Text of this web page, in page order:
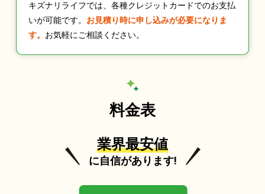
キズナリライフでは、各種クレジットカードでのお支払
いが可能です。 お見積り時に申し込みが必要になりま
す。 お気軽にご相談ください。
料金表
業界最安値
に自信があります!